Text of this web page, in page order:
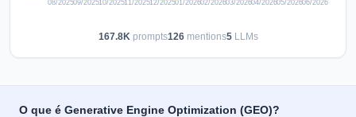
167.8Kprompts126mentions5LLMs
O que é Generative Engine Optimization (GEO)?